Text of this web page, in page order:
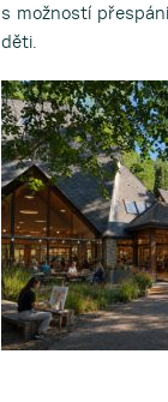
s možností
děti.